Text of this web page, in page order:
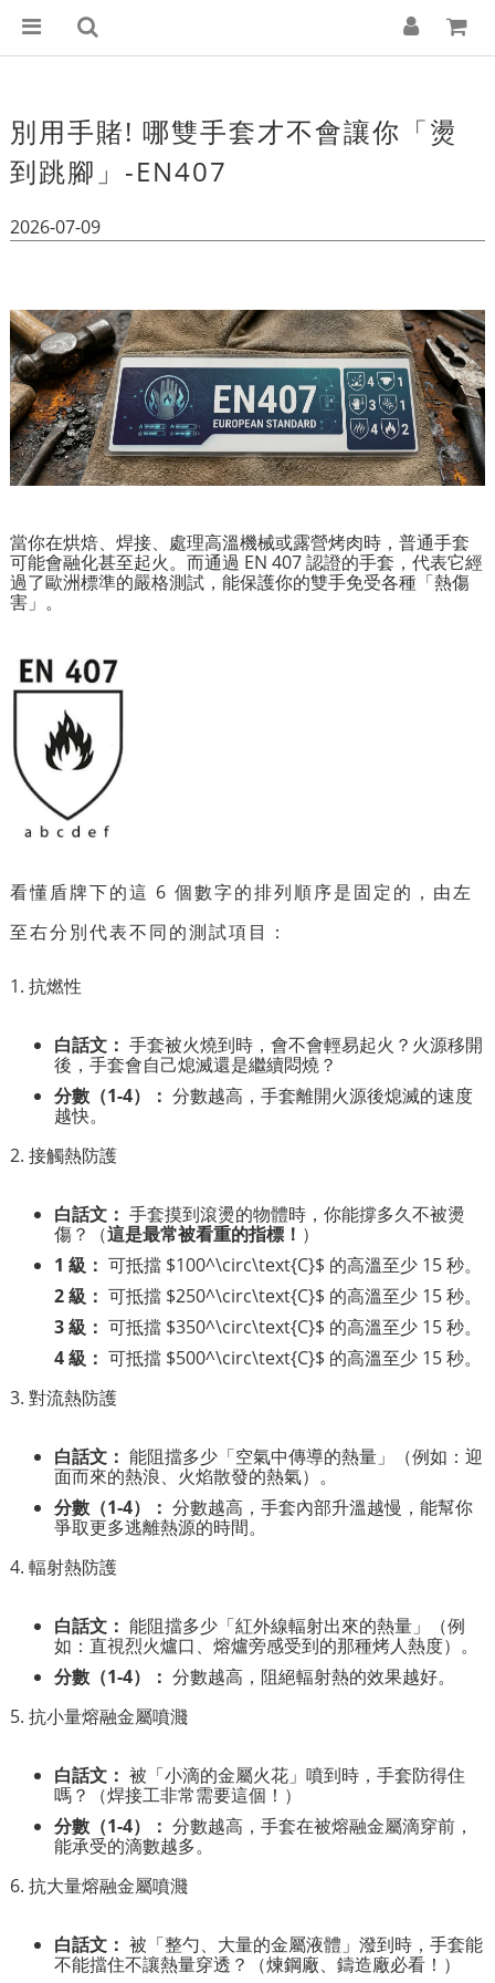
別用手賭! 哪雙手套才不會讓你「燙
到跳腳」-EN407
2026-07-09
當你在烘焙、焊接、處理高溫機械或露營烤肉時，普通手套
可能會融化甚至起火。而通過 EN 407 認證的手套，代表它經
過了歐洲標準的嚴格測試，能保護你的雙手免受各種「熱傷
害」。
看懂盾牌下的這 6 個數字的排列順序是固定的，由左
至右分別代表不同的測試項目：
1. 抗燃性
白話文： 手套被火燒到時，會不會輕易起火？火源移開
後，手套會自己熄滅還是繼續悶燒？
分數（1-4）： 分數越高，手套離開火源後熄滅的速度
越快。
2. 接觸熱防護
白話文： 手套摸到滾燙的物體時，你能撐多久不被燙
傷？（這是最常被看重的指標！ ）
1 級： 可抵擋 $100^\circ\text{C}$ 的高溫至少 15 秒。
2 級： 可抵擋 $250^\circ\text{C}$ 的高溫至少 15 秒。
3 級： 可抵擋 $350^\circ\text{C}$ 的高溫至少 15 秒。
4 級： 可抵擋 $500^\circ\text{C}$ 的高溫至少 15 秒。
3. 對流熱防護
白話文： 能阻擋多少「空氣中傳導的熱量」（例如：迎
面而來的熱浪、火焰散發的熱氣）。
分數（1-4）： 分數越高，手套內部升溫越慢，能幫你
爭取更多逃離熱源的時間。
4. 輻射熱防護
白話文： 能阻擋多少「紅外線輻射出來的熱量」（例
如：直視烈火爐口、熔爐旁感受到的那種烤人熱度）。
分數（1-4）： 分數越高，阻絕輻射熱的效果越好。
5. 抗小量熔融金屬噴濺
白話文： 被「小滴的金屬火花」噴到時，手套防得住
嗎？（焊接工非常需要這個！）
分數（1-4）： 分數越高，手套在被熔融金屬滴穿前，
能承受的滴數越多。
6. 抗大量熔融金屬噴濺
白話文： 被「整勺、大量的金屬液體」潑到時，手套能
不能擋住不讓熱量穿透？（煉鋼廠、鑄造廠必看！）